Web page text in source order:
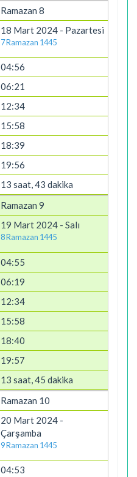
Ramazan 8
18 Mart 2024 - Pazartesi
7 Ramazan 1445
04:56
06:21
12:34
15:58
18:39
19:56
13 saat, 43 dakika
Ramazan 9
19 Mart 2024 - Salı
8 Ramazan 1445
04:55
06:19
12:34
15:58
18:40
19:57
13 saat, 45 dakika
Ramazan 10
20 Mart 2024 -
Çarşamba
9 Ramazan 1445
04:53